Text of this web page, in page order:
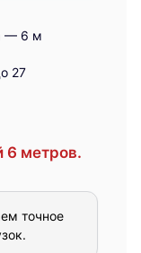
— 6 м
27
6 метров.
точное